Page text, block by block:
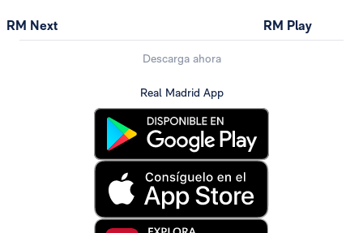
RM Next RM Play
Descarga ahora
Real Madrid App